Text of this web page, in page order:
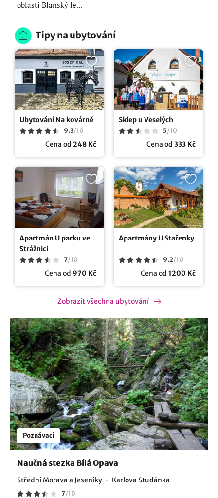
oblasti Blanský le...
Tipy na ubytování
Ubytování Na kovárně
9.3/10
Cena od 248 Kč
Sklep u Veselých
5/10
Cena od 333 Kč
Apartmán U parku ve
Strážnici
7/10
Cena od 970 Kč
Apartmány U Stařenky
9.2/10
Cena od 1200 Kč
Zobrazit všechna ubytování
Poznávací
Naučná stezka Bílá Opava
Střední Morava a Jeseníky Karlova Studánka
7/10